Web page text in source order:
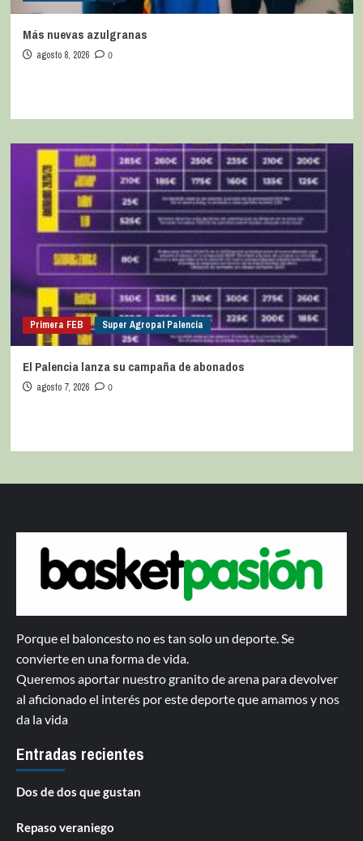
Más nuevas azulgranas
agosto 8, 2026 0
Primera FEB Super Agropal Palencia
El Palencia lanza su campaña de abonados
agosto 7, 2026 0
Porque el baloncesto no es tan solo un deporte. Se
convierte en una forma de vida.
Queremos aportar nuestro granito de arena para devolver
al aficionado el interés por este deporte que amamos y nos
da la vida
Entradas recientes
Dos de dos que gustan
Repaso veraniego